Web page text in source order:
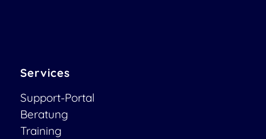
Services
Support-Portal
Beratung
Training